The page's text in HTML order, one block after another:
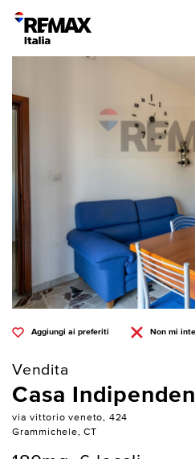
Aggiungi ai preferiti Non mi
Vendita
Casa
via vittorio veneto, 424
Grammichele, CT